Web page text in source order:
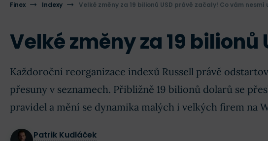
Finex Indexy Velké změny za 19 bilionů USD právě začaly! Co vám nesmí
Velké změny za 19
Každoroční reorganizace indexů Russell právě
přesuny v seznamech. Přibližně 19 bilionů dolarů se
pravidel a mění se dynamika malých i velkých firem na
Patrik Kudláček